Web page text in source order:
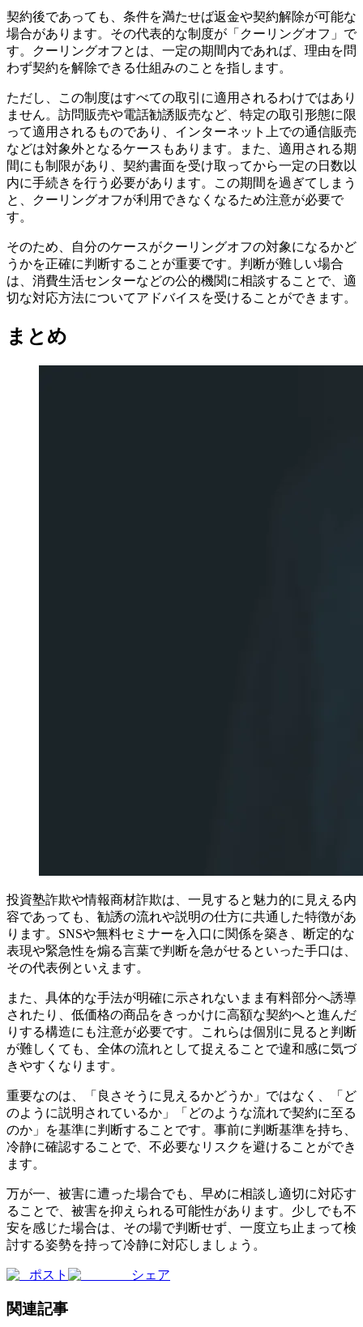
契約後であっても、条件を満たせば返金や契約解除が可能な
場合があります。その代表的な制度が「クーリングオフ」で
す。クーリングオフとは、一定の期間内であれば、理由を問
わず契約を解除できる仕組みのことを指します。
ただし、この制度はすべての取引に適用されるわけではあり
ません。訪問販売や電話勧誘販売など、特定の取引形態に限
って適用されるものであり、インターネット上での通信販売
などは対象外となるケースもあります。また、適用される期
間にも制限があり、契約書面を受け取ってから一定の日数以
内に手続きを行う必要があります。この期間を過ぎてしまう
と、クーリングオフが利用できなくなるため注意が必要で
す。
そのため、自分のケースがクーリングオフの対象になるかど
うかを正確に判断することが重要です。判断が難しい場合
は、消費生活センターなどの公的機関に相談することで、適
切な対応方法についてアドバイスを受けることができます。
まとめ
投資塾詐欺や情報商材詐欺は、一見すると魅力的に見える内
容であっても、勧誘の流れや説明の仕方に共通した特徴があ
ります。SNSや無料セミナーを入口に関係を築き、断定的な
表現や緊急性を煽る言葉で判断を急がせるといった手口は、
その代表例といえます。
また、具体的な手法が明確に示されないまま有料部分へ誘導
されたり、低価格の商品をきっかけに高額な契約へと進んだ
りする構造にも注意が必要です。これらは個別に見ると判断
が難しくても、全体の流れとして捉えることで違和感に気づ
きやすくなります。
重要なのは、「良さそうに見えるかどうか」ではなく、「ど
のように説明されているか」「どのような流れで契約に至る
のか」を基準に判断することです。事前に判断基準を持ち、
冷静に確認することで、不必要なリスクを避けることができ
ます。
万が一、被害に遭った場合でも、早めに相談し適切に対応す
ることで、被害を抑えられる可能性があります。少しでも不
安を感じた場合は、その場で判断せず、一度立ち止まって検
討する姿勢を持って冷静に対応しましょう。
ポスト シェア
関連記事